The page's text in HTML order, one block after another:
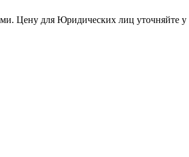
Цену для Юридических лиц уточняйте